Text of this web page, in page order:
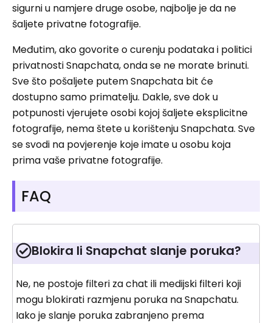
sigurni u namjere druge osobe, najbolje je da ne
šaljete privatne fotografije.
Međutim, ako govorite o curenju podataka i politici
privatnosti Snapchata, onda se ne morate brinuti.
Sve što pošaljete putem Snapchata bit će
dostupno samo primatelju. Dakle, sve dok u
potpunosti vjerujete osobi kojoj šaljete eksplicitne
fotografije, nema štete u korištenju Snapchata. Sve
se svodi na povjerenje koje imate u osobu koja
prima vaše privatne fotografije.
FAQ
Blokira li Snapchat slanje poruka?
Ne, ne postoje filteri za chat ili medijski filteri koji
mogu blokirati razmjenu poruka na Snapchatu.
Iako je slanje poruka zabranjeno prema